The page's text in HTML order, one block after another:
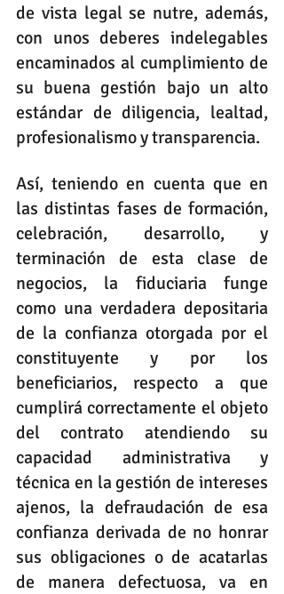
de vista legal se nutre, además,
con unos deberes indelegables
encaminados al cumplimiento de
su buena gestión bajo un alto
estándar de diligencia, lealtad,
profesionalismo y transparencia.
Así, teniendo en cuenta que en
las distintas fases de formación,
celebración, desarrollo, y
terminación de esta clase de
negocios, la fiduciaria funge
como una verdadera depositaria
de la confianza otorgada por el
constituyente y por los
beneficiarios, respecto a que
cumplirá correctamente el objeto
del contrato atendiendo su
capacidad administrativa y
técnica en la gestión de intereses
ajenos, la defraudación de esa
confianza derivada de no honrar
sus obligaciones o de acatarlas
de manera defectuosa, va en